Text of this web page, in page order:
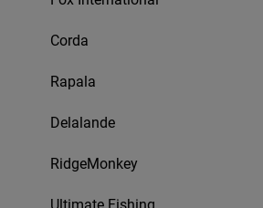
Corda
Rapala
Delalande
RidgeMonkey